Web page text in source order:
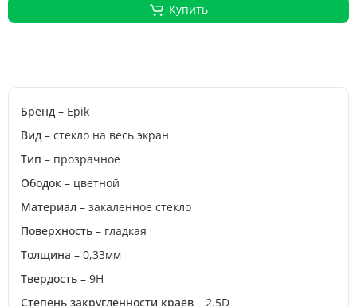
Купить
Бренд – Epik
Вид – стекло на весь экран
Тип – прозрачное
Ободок – цветной
Материал – закаленное стекло
Поверхность – гладкая
Толщина – 0,33мм
Твердость – 9H
Степень закругленности краев – 2.5D